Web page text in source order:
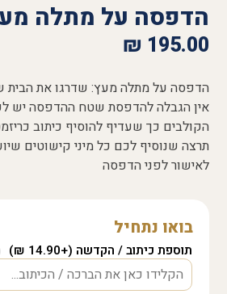
הדפסה על מתלה
195.00
₪
הדפסה על מתלה מעץ: שדרגו את הבית
אין הגבלה להדפסת שטח ההדפסה יש
הקולבים כך שעדיף להוסיף כיתוב
תרצה שנוסיף לכם כל מיני קישוטים
לאישור לפני הדפסה
בואו נתחיל
תוספת כיתוב / הקדשה (+14.90 ₪)